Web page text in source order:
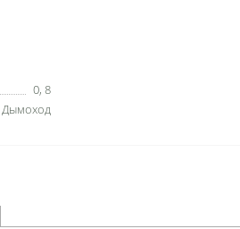
0, 8
Дымоход